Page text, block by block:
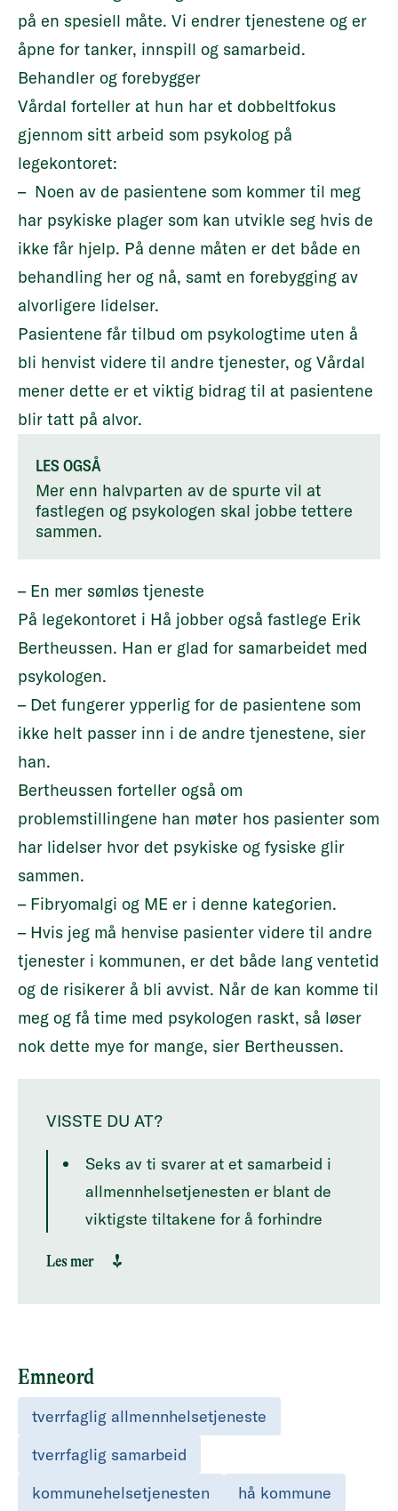
på en spesiell måte. Vi endrer tjenestene og er
åpne for tanker, innspill og samarbeid.
Behandler og forebygger
Vårdal forteller at hun har et dobbeltfokus
gjennom sitt arbeid som psykolog på
legekontoret:
– Noen av de pasientene som kommer til meg
har psykiske plager som kan utvikle seg hvis de
ikke får hjelp. På denne måten er det både en
behandling her og nå, samt en forebygging av
alvorligere lidelser.
Pasientene får tilbud om psykologtime uten å
bli henvist videre til andre tjenester, og Vårdal
mener dette er et viktig bidrag til at pasientene
blir tatt på alvor.
LES OGSÅ
Mer enn halvparten av de spurte vil at
fastlegen og psykologen skal jobbe tettere
sammen.
– En mer sømløs tjeneste
På legekontoret i Hå jobber også fastlege Erik
Bertheussen. Han er glad for samarbeidet med
psykologen.
– Det fungerer ypperlig for de pasientene som
ikke helt passer inn i de andre tjenestene, sier
han.
Bertheussen forteller også om
problemstillingene han møter hos pasienter som
har lidelser hvor det psykiske og fysiske glir
sammen.
– Fibryomalgi og ME er i denne kategorien.
– Hvis jeg må henvise pasienter videre til andre
tjenester i kommunen, er det både lang ventetid
og de risikerer å bli avvist. Når de kan komme til
meg og få time med psykologen raskt, så løser
nok dette mye for mange, sier Bertheussen.
VISSTE DU AT?
Seks av ti svarer at et samarbeid i
allmennhelsetjenesten er blant de
viktigste tiltakene for å forhindre
Helsepolitisk barometer for 2023
Psykiske og fysiske plager henger
og psykolog samarbeider mot felles
mål for å få en bredere forståelse av
pasientens lidelse og behov er
hensiktsmessig. En helhetlig
behandling er nyttig for dem med
Les mer
Emneord
tverrfaglig allmennhelsetjeneste
tverrfaglig samarbeid
kommunehelsetjenesten
hå kommune